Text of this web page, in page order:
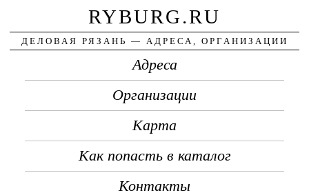
RYBURG.RU
ДЕЛОВАЯ РЯЗАНЬ — АДРЕСА, ОРГАНИЗАЦИИ
Адреса
Организации
Карта
Как попасть в каталог
Контакты